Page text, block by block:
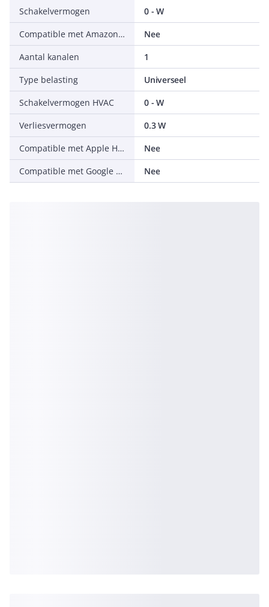
Schakelvermogen
0 - W
Compatible met Amazon Alexa
Nee
Aantal kanalen
1
Type belasting
Universeel
Schakelvermogen HVAC
0 - W
Verliesvermogen
0.3 W
Compatible met Apple HomeKit
Nee
Compatible met Google Assistant
Nee